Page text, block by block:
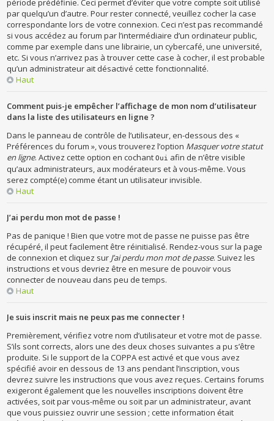
période prédéfinie. Ceci permet d’éviter que votre compte soit utilisé
par quelqu’un d’autre. Pour rester connecté, veuillez cocher la case
correspondante lors de votre connexion. Ceci n’est pas recommandé
si vous accédez au forum par l’intermédiaire d’un ordinateur public,
comme par exemple dans une librairie, un cybercafé, une université,
etc. Si vous n’arrivez pas à trouver cette case à cocher, il est probable
qu’un administrateur ait désactivé cette fonctionnalité.
Haut
Comment puis-je empêcher l’affichage de mon nom d’utilisateur
dans la liste des utilisateurs en ligne ?
Dans le panneau de contrôle de l’utilisateur, en-dessous des «
Préférences du forum », vous trouverez l’option Masquer votre statut
en ligne. Activez cette option en cochantOui afin de n’être visible
qu’aux administrateurs, aux modérateurs et à vous-même. Vous
serez compté(e) comme étant un utilisateur invisible.
Haut
J’ai perdu mon mot de passe !
Pas de panique ! Bien que votre mot de passe ne puisse pas être
récupéré, il peut facilement être réinitialisé. Rendez-vous sur la page
de connexion et cliquez sur J’ai perdu mon mot de passe. Suivez les
instructions et vous devriez être en mesure de pouvoir vous
connecter de nouveau dans peu de temps.
Haut
Je suis inscrit mais ne peux pas me connecter !
Premièrement, vérifiez votre nom d’utilisateur et votre mot de passe.
S’ils sont corrects, alors une des deux choses suivantes a pu s’être
produite. Si le support de la COPPA est activé et que vous avez
spécifié avoir en dessous de 13 ans pendant l’inscription, vous
devrez suivre les instructions que vous avez reçues. Certains forums
exigeront également que les nouvelles inscriptions doivent être
activées, soit par vous-même ou soit par un administrateur, avant
que vous puissiez ouvrir une session ; cette information était